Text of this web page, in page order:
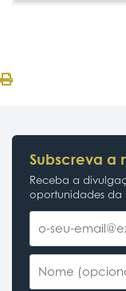
Subscreva a
Receba a
oportunidades da